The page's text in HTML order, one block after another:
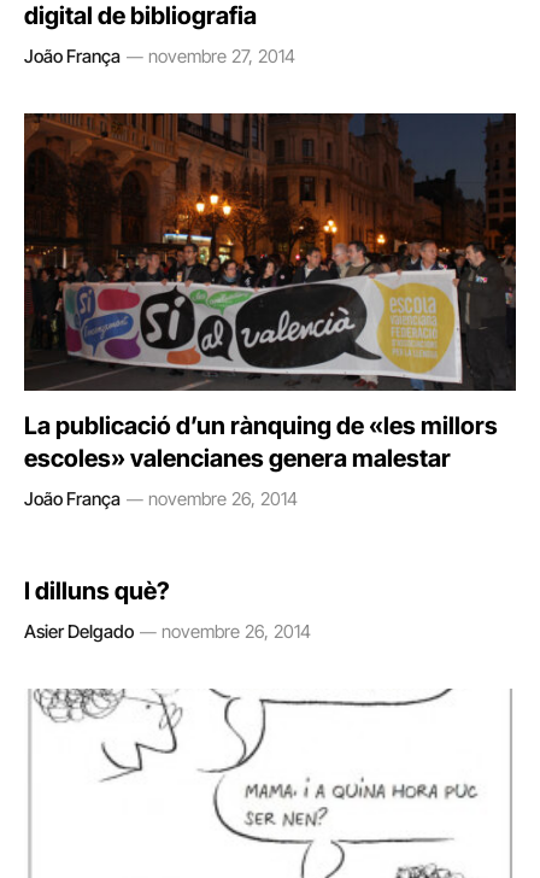
digital de bibliografia
João França novembre 27, 2014
La publicació d’un rànquing de «les millors
escoles» valencianes genera malestar
João França novembre 26, 2014
I dilluns què?
Asier Delgado novembre 26, 2014